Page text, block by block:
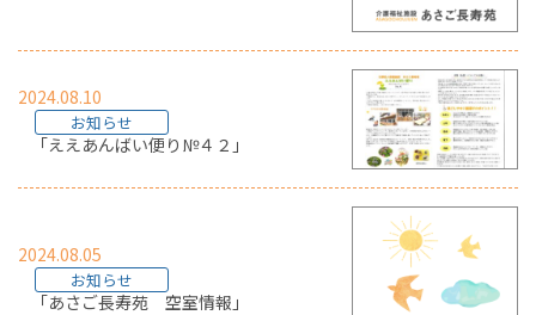
2024.08.10
お知らせ
「ええあんばい便り№４２」
2024.08.05
お知らせ
「あさご長寿苑 空室情報」